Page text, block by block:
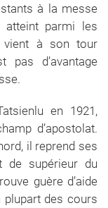
à la messe
atteint parmi les
vient à son tour
pas d’avantage
en 1921,
d’apostolat.
il reprend ses
de supérieur du
guère d’aide
des cours